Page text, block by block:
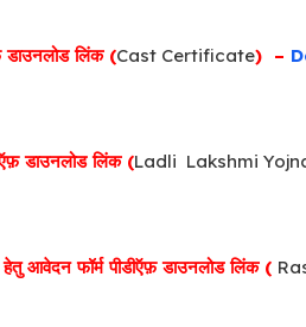
डाउनलोड लिंक (Cast Certificate) –
डाउनलोड लिंक (Ladli Lakshmi
हेतु आवेदन फॉर्म पीडीऍफ़ डाउनलोड लिंक (